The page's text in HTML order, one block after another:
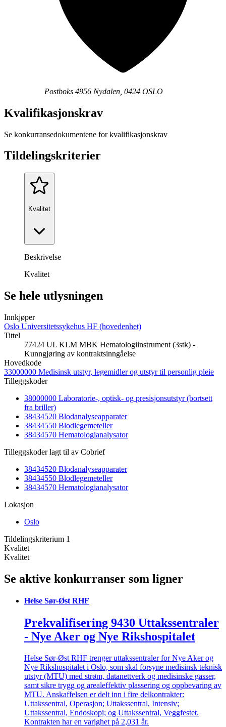
Postboks 4956 Nydalen, 0424 OSLO
Kvalifikasjonskrav
Se konkurransedokumentene for kvalifikasjonskrav
Tildelingskriterier
Kvalitet
Beskrivelse
Kvalitet
Se hele utlysningen
Innkjøper
Oslo Universitetssykehus HF (hovedenhet)
Tittel
77424 UL KLM MBK Hematologiinstrument (3stk) -
Kunngjøring av kontraktsinngåelse
Hovedkode
33000000 Medisinsk utstyr, legemidler og utstyr til personlig pleie
Tilleggskoder
38000000 Laboratorie-, optisk- og presisjonsutstyr (bortsett
fra briller)
38434520 Blodanalyseapparater
38434550 Blodlegemeteller
38434570 Hematologianalysator
Tilleggskoder lagt til av Cobrief
38434520 Blodanalyseapparater
38434550 Blodlegemeteller
38434570 Hematologianalysator
Lokasjon
Oslo
Tildelingskriterium 1
Kvalitet
Kvalitet
Se aktive konkurranser som ligner
Helse Sør-Øst RHF
Prekvalifisering 9430 Uttakssentraler
- Nye Aker og Nye Rikshospitalet
Helse Sør-Øst RHF trenger uttakssentraler for Nye Aker og
Nye Rikshospitalet i Oslo, som skal forsyne medisinsk teknisk
utstyr (MTU) med strøm, datanettverk og medisinske gasser,
samt sikre trygg og arealeffektiv plassering og oppbevaring av
MTU. Anskaffelsen er delt inn i fire delkontrakter:
Uttakssentral, Operasjon; Uttakssentral, Intensiv;
Uttakssentral, Endoskopi; og Uttakssentral, Veggfestet.
Kontrakten har en varighet på 2,031 år.